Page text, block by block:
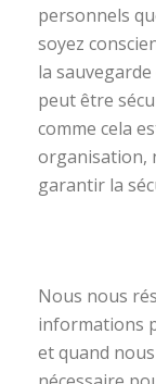
personnels
soyez
la
peut être
comme cela
organisation,
garantir la
Nous nous
informations
et quand